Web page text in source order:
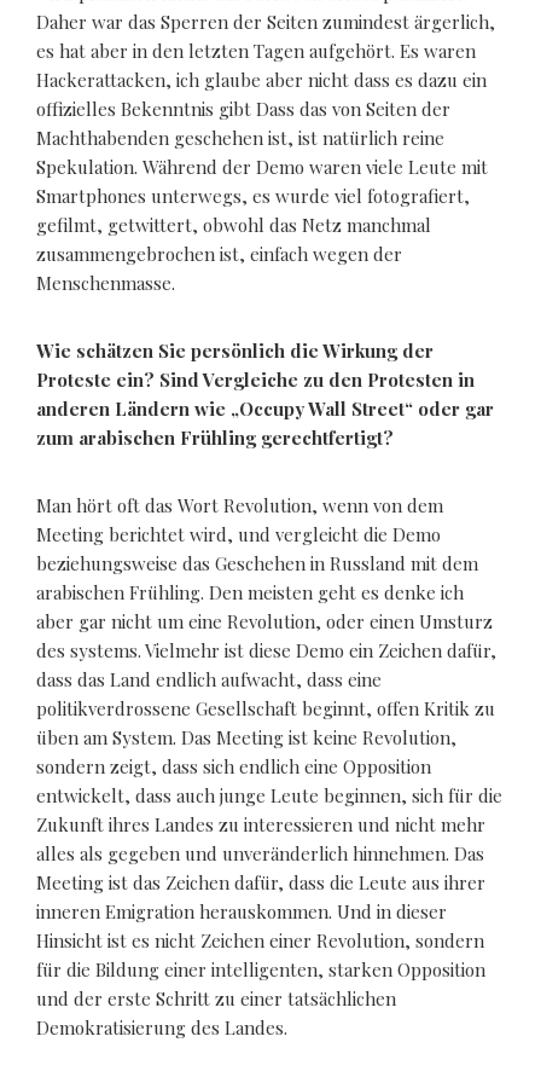
Daher war das Sperren der Seiten zumindest ärgerlich,
es hat aber in den letzten Tagen aufgehört. Es waren
Hackerattacken, ich glaube aber nicht dass es dazu ein
offizielles Bekenntnis gibt Dass das von Seiten der
Machthabenden geschehen ist, ist natürlich reine
Spekulation. Während der Demo waren viele Leute mit
Smartphones unterwegs, es wurde viel fotografiert,
gefilmt, getwittert, obwohl das Netz manchmal
zusammengebrochen ist, einfach wegen der
Menschenmasse.
Wie schätzen Sie persönlich die Wirkung der
Proteste ein? Sind Vergleiche zu den Protesten in
anderen Ländern wie „Occupy Wall Street“ oder gar
zum arabischen Frühling gerechtfertigt?
Man hört oft das Wort Revolution, wenn von dem
Meeting berichtet wird, und vergleicht die Demo
beziehungsweise das Geschehen in Russland mit dem
arabischen Frühling. Den meisten geht es denke ich
aber gar nicht um eine Revolution, oder einen Umsturz
des systems. Vielmehr ist diese Demo ein Zeichen dafür,
dass das Land endlich aufwacht, dass eine
politikverdrossene Gesellschaft beginnt, offen Kritik zu
üben am System. Das Meeting ist keine Revolution,
sondern zeigt, dass sich endlich eine Opposition
entwickelt, dass auch junge Leute beginnen, sich für die
Zukunft ihres Landes zu interessieren und nicht mehr
alles als gegeben und unveränderlich hinnehmen. Das
Meeting ist das Zeichen dafür, dass die Leute aus ihrer
inneren Emigration herauskommen. Und in dieser
Hinsicht ist es nicht Zeichen einer Revolution, sondern
für die Bildung einer intelligenten, starken Opposition
und der erste Schritt zu einer tatsächlichen
Demokratisierung des Landes.